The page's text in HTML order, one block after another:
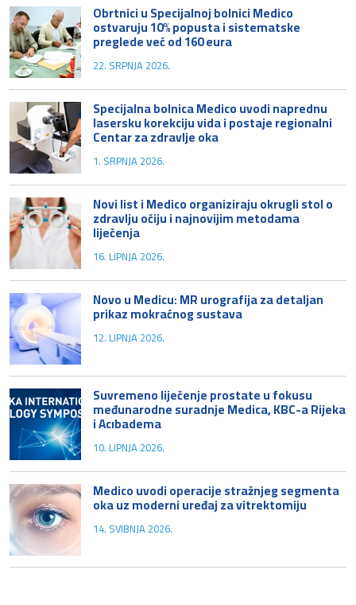
Obrtnici u Specijalnoj bolnici Medico
ostvaruju 10% popusta i sistematske
preglede već od 160 eura
22. SRPNJA 2026.
Specijalna bolnica Medico uvodi naprednu
lasersku korekciju vida i postaje regionalni
Centar za zdravlje oka
1. SRPNJA 2026.
Novi list i Medico organiziraju okrugli stol o
zdravlju očiju i najnovijim metodama
liječenja
16. LIPNJA 2026.
Novo u Medicu: MR urografija za detaljan
prikaz mokraćnog sustava
12. LIPNJA 2026.
Suvremeno liječenje prostate u fokusu
međunarodne suradnje Medica, KBC-a Rijeka
i Acıbadema
10. LIPNJA 2026.
Medico uvodi operacije stražnjeg segmenta
oka uz moderni uređaj za vitrektomiju
14. SVIBNJA 2026.